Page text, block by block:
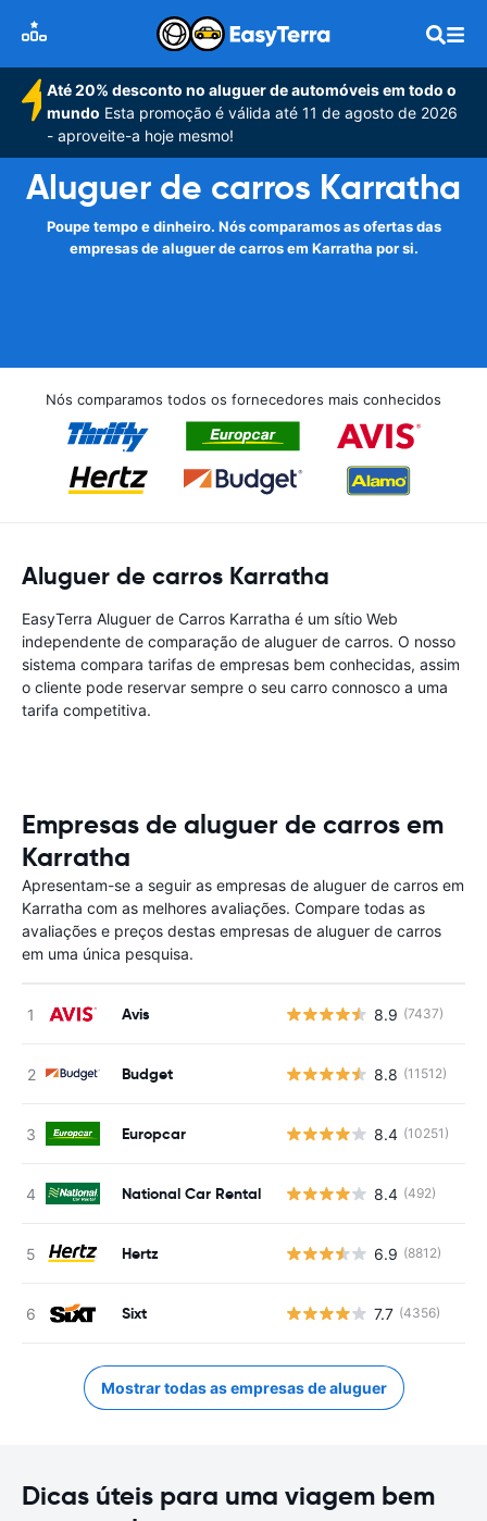
Até 20% desconto no aluguer de automóveis em todo o
mundo Esta promoção é válida até 11 de agosto de 2026
- aproveite-a hoje mesmo!
Aluguer de carros Karratha
Poupe tempo e dinheiro. Nós comparamos as ofertas das
empresas de aluguer de carros em Karratha por si.
Nós comparamos todos os fornecedores mais conhecidos
Aluguer de carros Karratha
EasyTerra Aluguer de Carros Karratha é um sítio Web
independente de comparação de aluguer de carros. O nosso
sistema compara tarifas de empresas bem conhecidas, assim
o cliente pode reservar sempre o seu carro connosco a uma
tarifa competitiva.
Empresas de aluguer de carros em
Karratha
Apresentam-se a seguir as empresas de aluguer de carros em
Karratha com as melhores avaliações. Compare todas as
avaliações e preços destas empresas de aluguer de carros
em uma única pesquisa.
Avis 8.9 (7437)
Budget 8.8 (11512)
Europcar 8.4 (10251)
National Car Rental 8.4 (492)
Hertz 6.9 (8812)
Sixt 7.7 (4356)
Mostrar todas as empresas de aluguer
Dicas úteis para uma viagem bem